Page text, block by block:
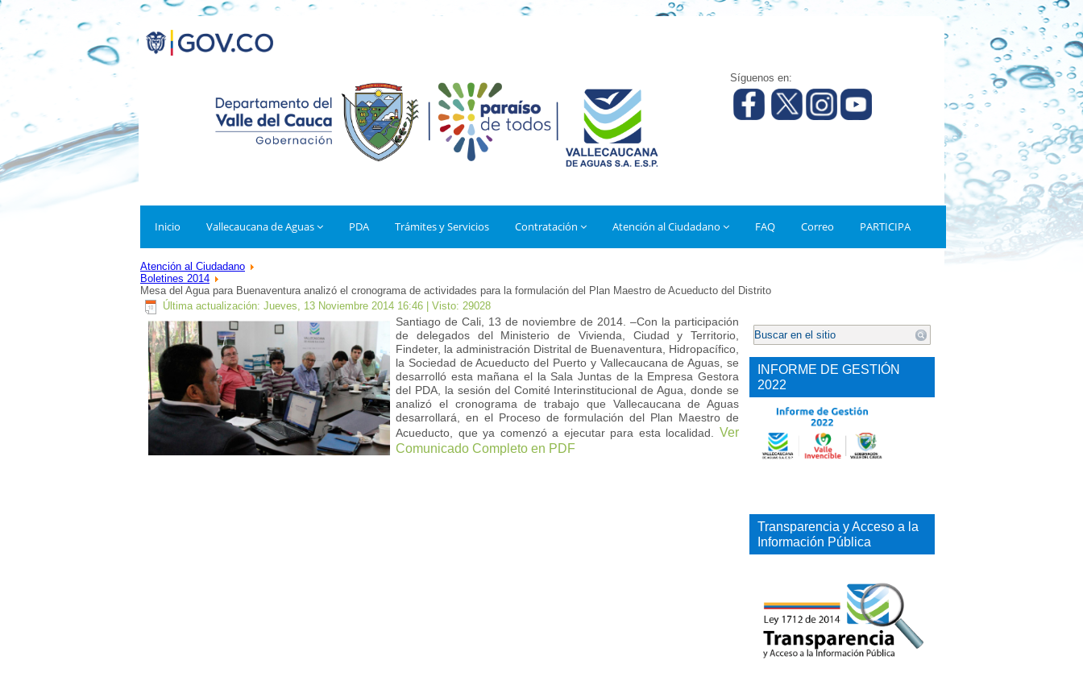
Síguenos en:
Inicio Vallecaucana de Aguas PDA Trámites y Servicios Contratación Atención al Ciudadano FAQ Correo PARTICIPA
Atención al Ciudadano
Boletines 2014
Mesa del Agua para Buenaventura analizó el cronograma de actividades para la formulación del Plan Maestro de Acueducto del Distrito
Última actualización: Jueves, 13 Noviembre 2014 16:46 | Visto: 29028
Santiago de Cali, 13 de noviembre de 2014. –Con la participación
de delegados del Ministerio de Vivienda, Ciudad y Territorio,
Findeter, la administración Distrital de Buenaventura, Hidropacífico,
la Sociedad de Acueducto del Puerto y Vallecaucana de Aguas, se
desarrolló esta mañana el la Sala Juntas de la Empresa Gestora
del PDA, la sesión del Comité Interinstitucional de Agua, donde se
analizó el cronograma de trabajo que Vallecaucana de Aguas
desarrollará, en el Proceso de formulación del Plan Maestro de
Acueducto, que ya comenzó a ejecutar para esta localidad. Ver
Comunicado Completo en PDF
.
INFORME DE GESTIÓN
2022
Transparencia y Acceso a la
Información Pública